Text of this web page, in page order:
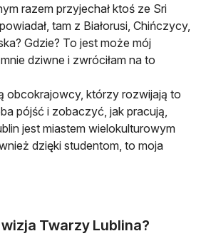
razem przyjechał ktoś ze Sri
tam z Białorusi, Chińczycy,
Gdzie? To jest może mój
dziwne i zwróciłam na to
obcokrajowcy, którzy rozwijają to
pójść i zobaczyć, jak pracują,
jest miastem wielokulturowym
dzięki studentom, to moja
Twarzy Lublina?